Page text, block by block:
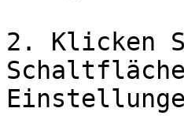
2. Klicken